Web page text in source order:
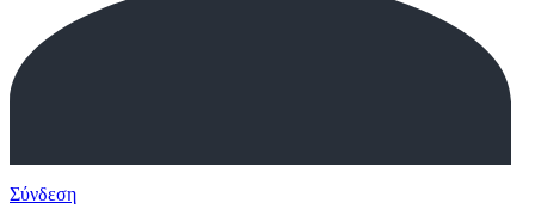
Σύνδεση